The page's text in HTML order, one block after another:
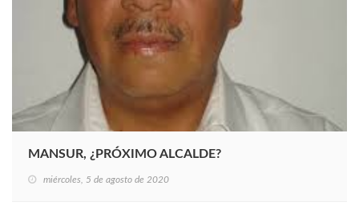
MANSUR, ¿PRÓXIMO ALCALDE?
miércoles, 5 de agosto de 2020